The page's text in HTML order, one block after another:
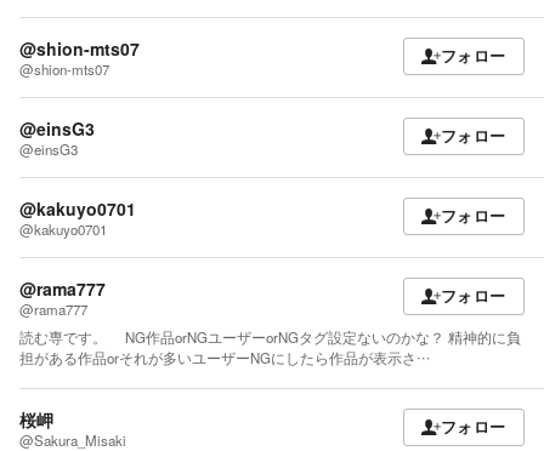
@shion-mts07
@shion-mts07
フォロー
@einsG3
@einsG3
フォロー
@kakuyo0701
@kakuyo0701
フォロー
@rama777
@rama777
フォロー
読む専です。 NG作品orNGユーザーorNGタグ設定ないのかな？ 精神的に負
担がある作品orそれが多いユーザーNGにしたら作品が表示さ…
桜岬
@Sakura_Misaki
フォロー